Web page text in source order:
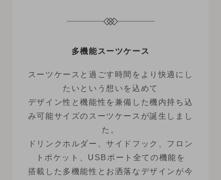
多機能スーツケース
スーツケースと過ごす時間をより快適にし
たいという想いを込めて
デザイン性と機能性を兼備した機内持ち込
み可能サイズのスーツケースが誕生しまし
た。
ドリンクホルダー、サイドフック、フロン
トポケット、USBポート全ての機能を
搭載した多機能性とお洒落なデザインが今